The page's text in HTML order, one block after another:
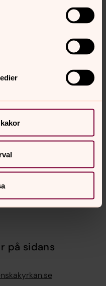
ersättare, Vice
Sollentuna
på sidans